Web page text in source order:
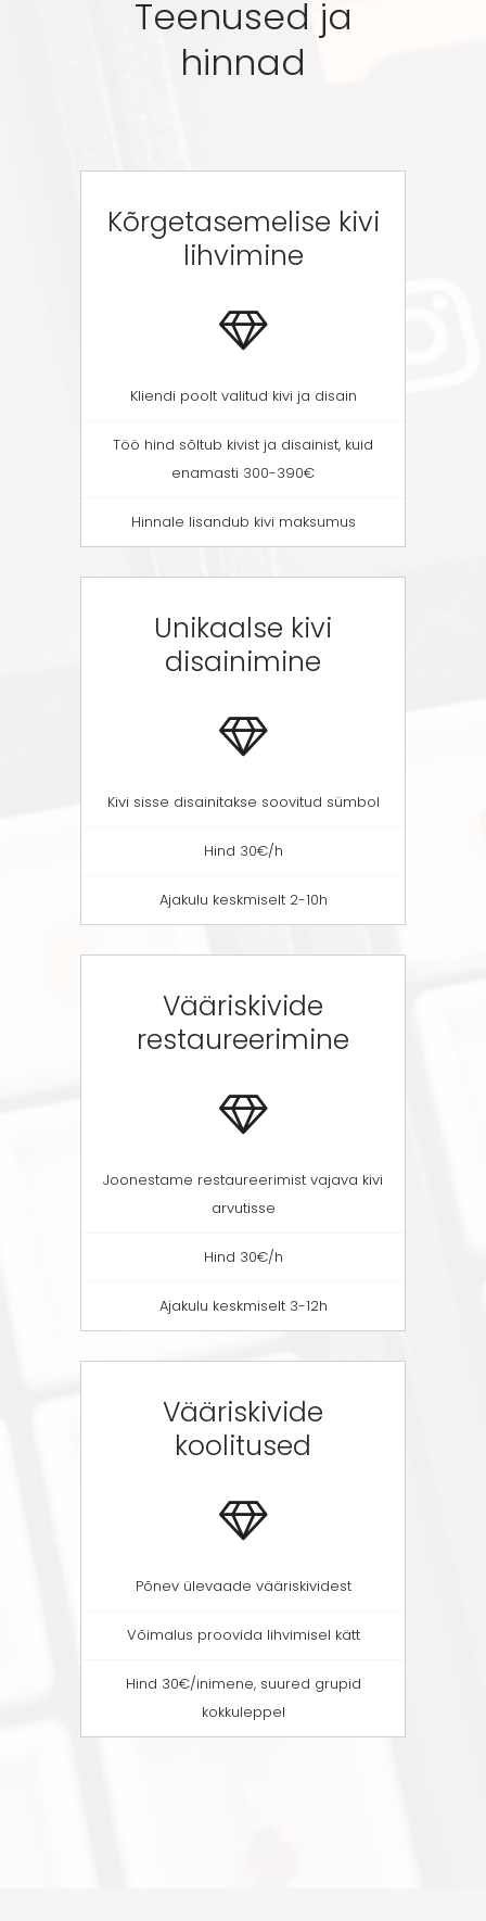
Teenused ja
hinnad
Kõrgetasemelise kivi
lihvimine
Kliendi poolt valitud kivi ja disain
Töö hind sõltub kivist ja disainist, kuid
enamasti 300-390€
Hinnale lisandub kivi maksumus
Unikaalse kivi
disainimine
Kivi sisse disainitakse soovitud sümbol
Hind 30€/h
Ajakulu keskmiselt 2-10h
Vääriskivide
restaureerimine
Joonestame restaureerimist vajava kivi
arvutisse
Hind 30€/h
Ajakulu keskmiselt 3-12h
Vääriskivide
koolitused
Põnev ülevaade vääriskividest
Võimalus proovida lihvimisel kätt
Hind 30€/inimene, suured grupid
kokkuleppel